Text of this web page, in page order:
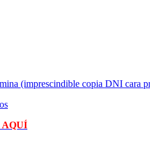
(imprescindible copia DNI cara
AQUÍ